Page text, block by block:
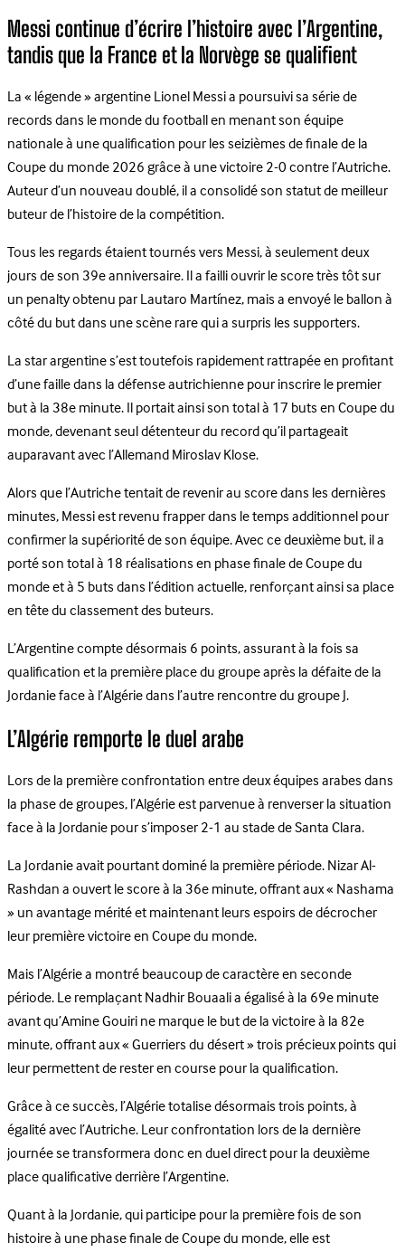
Messi continue d’écrire l’histoire avec l’Argentine,
tandis que la France et la Norvège se qualifient
La « légende » argentine Lionel Messi a poursuivi sa série de
records dans le monde du football en menant son équipe
nationale à une qualification pour les seizièmes de finale de la
Coupe du monde 2026 grâce à une victoire 2-0 contre l’Autriche.
Auteur d’un nouveau doublé, il a consolidé son statut de meilleur
buteur de l’histoire de la compétition.
Tous les regards étaient tournés vers Messi, à seulement deux
jours de son 39e anniversaire. Il a failli ouvrir le score très tôt sur
un penalty obtenu par Lautaro Martínez, mais a envoyé le ballon à
côté du but dans une scène rare qui a surpris les supporters.
La star argentine s’est toutefois rapidement rattrapée en profitant
d’une faille dans la défense autrichienne pour inscrire le premier
but à la 38e minute. Il portait ainsi son total à 17 buts en Coupe du
monde, devenant seul détenteur du record qu’il partageait
auparavant avec l’Allemand Miroslav Klose.
Alors que l’Autriche tentait de revenir au score dans les dernières
minutes, Messi est revenu frapper dans le temps additionnel pour
confirmer la supériorité de son équipe. Avec ce deuxième but, il a
porté son total à 18 réalisations en phase finale de Coupe du
monde et à 5 buts dans l’édition actuelle, renforçant ainsi sa place
en tête du classement des buteurs.
L’Argentine compte désormais 6 points, assurant à la fois sa
qualification et la première place du groupe après la défaite de la
Jordanie face à l’Algérie dans l’autre rencontre du groupe J.
L’Algérie remporte le duel arabe
Lors de la première confrontation entre deux équipes arabes dans
la phase de groupes, l’Algérie est parvenue à renverser la situation
face à la Jordanie pour s’imposer 2-1 au stade de Santa Clara.
La Jordanie avait pourtant dominé la première période. Nizar Al-
Rashdan a ouvert le score à la 36e minute, offrant aux « Nashama
» un avantage mérité et maintenant leurs espoirs de décrocher
leur première victoire en Coupe du monde.
Mais l’Algérie a montré beaucoup de caractère en seconde
période. Le remplaçant Nadhir Bouaali a égalisé à la 69e minute
avant qu’Amine Gouiri ne marque le but de la victoire à la 82e
minute, offrant aux « Guerriers du désert » trois précieux points qui
leur permettent de rester en course pour la qualification.
Grâce à ce succès, l’Algérie totalise désormais trois points, à
égalité avec l’Autriche. Leur confrontation lors de la dernière
journée se transformera donc en duel direct pour la deuxième
place qualificative derrière l’Argentine.
Quant à la Jordanie, qui participe pour la première fois de son
histoire à une phase finale de Coupe du monde, elle est